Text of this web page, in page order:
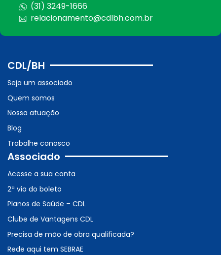
(31) 3249-1666
relacionamento@cdlbh.com.br
CDL/BH
Seja um associado
Quem somos
Nossa atuação
Blog
Trabalhe conosco
Associado
Acesse a sua conta
2ª via do boleto
Planos de Saúde – CDL
Clube de Vantagens CDL
Precisa de mão de obra qualificada?
Rede aqui tem SEBRAE